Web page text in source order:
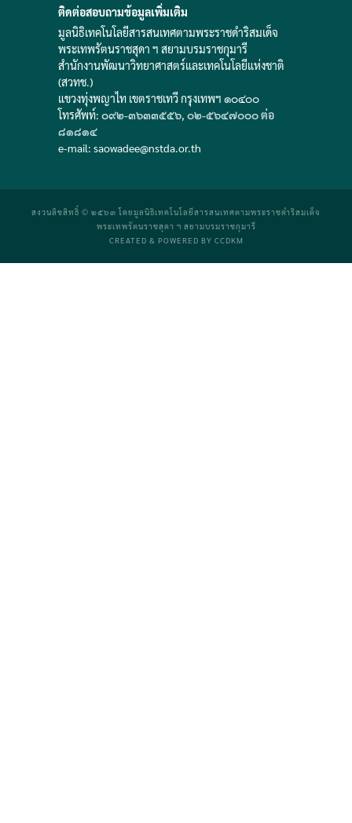
ติดต่อสอบถามข้อมูลเพิ่มเติม
มูลนิธิเทคโนโลยีสารสนเทศตามพระราชดำริสมเด็จ
พระเทพรัตนราชสุดา ฯ สยามบรมราชกุมารี
สำนักงานพัฒนาวิทยาศาสตร์และเทคโนโลยีแห่งชาติ
(สวทช.)
แขวงทุ่งพญาไท เขตราชเทวี กรุงเทพฯ ๑๐๔๐๐
โทรศัพท์: ๐๙๒-๓๖๓๓๕๕๖ ๐๒-๕๖๔๗๐๐๐ ต่อ
๘๑๘๑๔
e-mail: saowadee@nstda.or.th
สงวนลิขสิทธิ์ © ๒๕๖๓ โดยมูลนิธิเทคโนโลยีสารสนเทศตามพระราชดำริสมเด็จ
พระเทพรัตนราชสุดา ฯ สยามบรมราชกุมารี
CREATED & POWERED BY CCDKM